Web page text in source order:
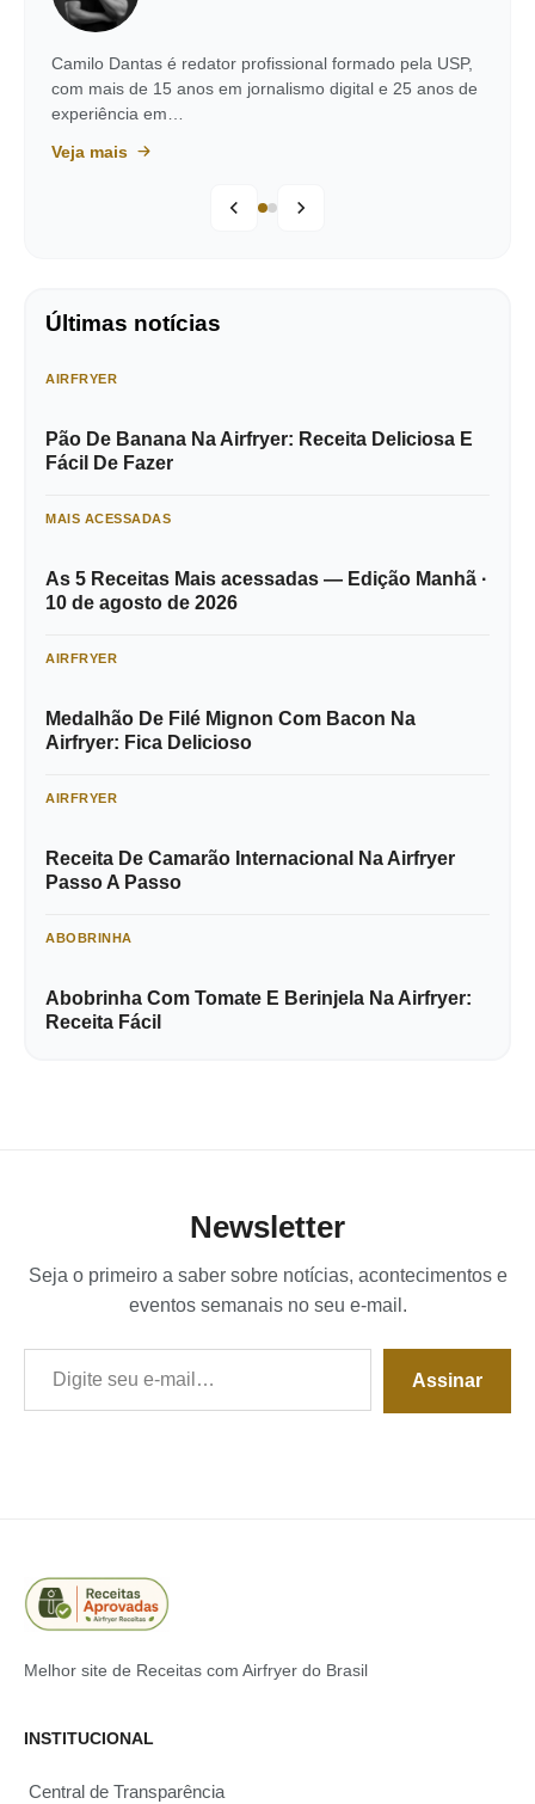
Camilo Dantas é redator profissional formado pela USP,
com mais de 15 anos em jornalismo digital e 25 anos de
experiência em…
Veja mais
Últimas notícias
AIRFRYER
Pão De Banana Na Airfryer: Receita Deliciosa E
Fácil De Fazer
MAIS ACESSADAS
As 5 Receitas Mais acessadas — Edição Manhã ·
10 de agosto de 2026
AIRFRYER
Medalhão De Filé Mignon Com Bacon Na
Airfryer: Fica Delicioso
AIRFRYER
Receita De Camarão Internacional Na Airfryer
Passo A Passo
ABOBRINHA
Abobrinha Com Tomate E Berinjela Na Airfryer:
Receita Fácil
Newsletter
Seja o primeiro a saber sobre notícias, acontecimentos e
eventos semanais no seu e-mail.
Digite seu e-mail…
Assinar
Melhor site de Receitas com Airfryer do Brasil
INSTITUCIONAL
Central de Transparência